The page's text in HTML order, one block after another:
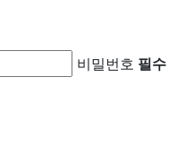
비밀번호 필수